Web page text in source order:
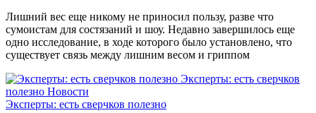
Лишний вес еще никому не приносил пользу, разве что
сумоистам для состязаний и шоу. Недавно завершилось еще
одно исследование, в ходе которого было установлено, что
существует связь между лишним весом и гриппом
Эксперты: есть сверчков
полезно Новости
Эксперты: есть сверчков полезно